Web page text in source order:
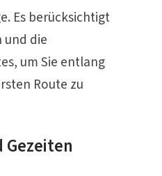
Es berücksichtigt
und die
um Sie entlang
Route zu